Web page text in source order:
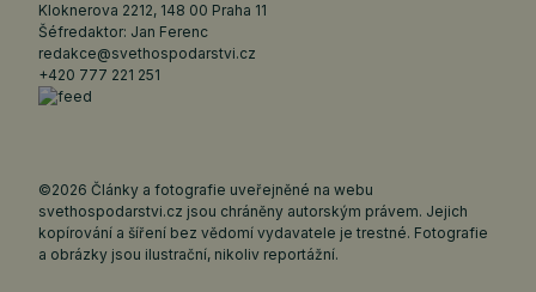
Kloknerova 2212, 148 00 Praha 11
Šéfredaktor: Jan Ferenc
redakce@svethospodarstvi.cz
+420 777 221 251
©2026 Články a fotografie uveřejněné na webu
svethospodarstvi.cz jsou chráněny autorským právem. Jejich
kopírování a šíření bez vědomí vydavatele je trestné. Fotografie
a obrázky jsou ilustrační, nikoliv reportážní.